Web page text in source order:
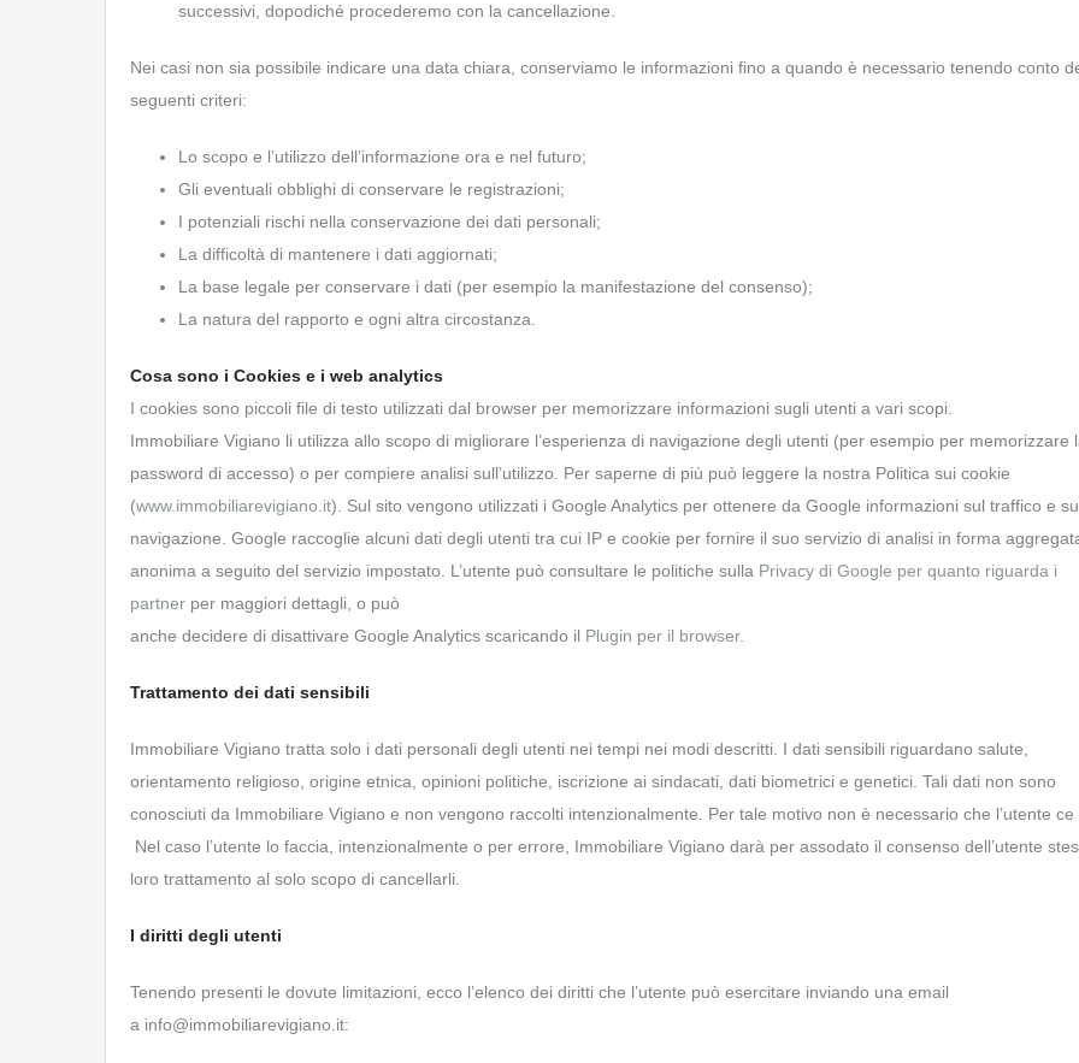
successivi, dopodiché procederemo con la cancellazione.
Nei casi non sia possibile indicare una data chiara, conserviamo le informazioni fino a quando è necessario tenendo conto
seguenti criteri:
Lo scopo e l’utilizzo dell’informazione ora e nel futuro;
Gli eventuali obblighi di conservare le registrazioni;
I potenziali rischi nella conservazione dei dati personali;
La difficoltà di mantenere i dati aggiornati;
La base legale per conservare i dati (per esempio la manifestazione del consenso);
La natura del rapporto e ogni altra circostanza.
Cosa sono i Cookies e i web analytics
I cookies sono piccoli file di testo utilizzati dal browser per memorizzare informazioni sugli utenti a vari scopi.
Immobiliare Vigiano li utilizza allo scopo di migliorare l’esperienza di navigazione degli utenti (per esempio per memorizzare
password di accesso) o per compiere analisi sull’utilizzo. Per saperne di più può leggere la nostra Politica sui cookie
(www.immobiliarevigiano.it). Sul sito vengono utilizzati i Google Analytics per ottenere da Google informazioni sul traffico e
navigazione. Google raccoglie alcuni dati degli utenti tra cui IP e cookie per fornire il suo servizio di analisi in forma
anonima a seguito del servizio impostato. L’utente può consultare le politiche sulla Privacy di Google per quanto riguarda i
partner per maggiori dettagli, o può
anche decidere di disattivare Google Analytics scaricando il Plugin per il browser.
Trattamento dei dati sensibili
Immobiliare Vigiano tratta solo i dati personali degli utenti nei tempi nei modi descritti. I dati sensibili riguardano salute,
orientamento religioso, origine etnica, opinioni politiche, iscrizione ai sindacati, dati biometrici e genetici. Tali dati non sono
conosciuti da Immobiliare Vigiano e non vengono raccolti intenzionalmente. Per tale motivo non è necessario che l’utente ce
Nel caso l’utente lo faccia, intenzionalmente o per errore, Immobiliare Vigiano darà per assodato il consenso dell’utente
loro trattamento al solo scopo di cancellarli.
I diritti degli utenti
Tenendo presenti le dovute limitazioni, ecco l’elenco dei diritti che l’utente può esercitare inviando una email
a info@immobiliarevigiano.it: